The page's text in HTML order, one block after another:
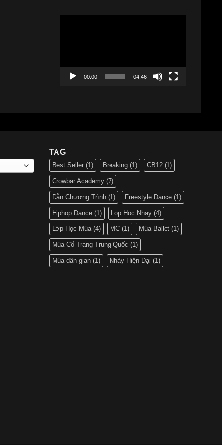
00:00 04:46
TAG
Best Seller(1) Breaking(1) CB12(1)
Crowbar Academy(7)
Dẫn Chương Trình(1) Freestyle Dance(1)
Hiphop Dance(1) Lop Hoc Nhay(4)
Lớp Học Múa(4) MC(1) Múa Ballet(1)
Múa Cổ Trang Trung Quốc (1)
Múa dân gian(1) Nhảy Hiện Đại (1)